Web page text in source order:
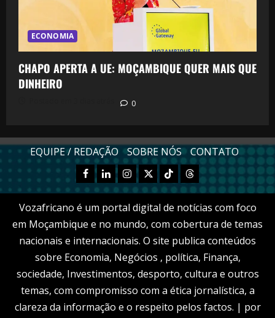
ECONOMIA
CHAPO APERTA A UE: MOÇAMBIQUE QUER MAIS QUE
DINHEIRO
0
EQUIPE / REDAÇÃO SOBRE NÓS CONTATO
Facebook
LinkednInstagram
X TikTokThreads
Vozafricano é um portal digital de notícias com foco
em Moçambique e no mundo, com cobertura de temas
nacionais e internacionais. O site publica conteúdos
sobre Economia, Negócios , política, Finança,
sociedade, Investimentos, desporto, cultura e outros
temas, com compromisso com a ética jornalística, a
clareza da informação e o respeito pelos factos. | por